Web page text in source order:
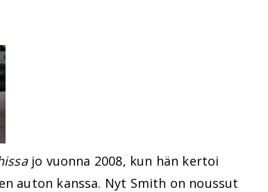
jo vuonna 2008, kun hän kertoi
auton kanssa. Nyt Smith on noussut